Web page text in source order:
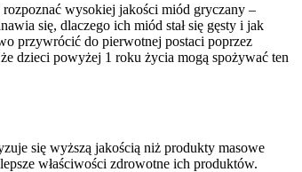
wysokiej jakości miód gryczany –
się, dlaczego ich miód stał się gęsty i jak
przywrócić do pierwotnej postaci poprzez
dzieci powyżej 1 roku życia mogą spożywać ten
się wyższą jakością niż produkty masowe
właściwości zdrowotne ich produktów.